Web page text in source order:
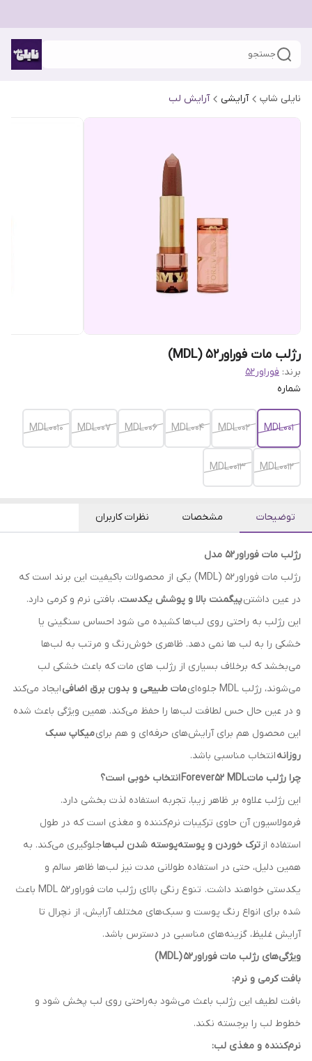
جستجو
نایلی شاپ آرایشی آرایش لب
رژلب مات فوراور52 (MDL)
برند: فوراور52
شماره
MDL001
MDL002
MDL004
MDL006
MDL007
MDL0010
MDL0012
MDL0013
توضیحات مشخصات نظرات کاربران
رژلب مات فوراور52 مدل
رژلب مات فوراور52 (MDL) یکی از محصولات باکیفیت این برند است که
در عین داشتنپیگمنت بالا و پوشش یکدست، بافتی نرم و کرمی دارد.
این رژلب به‌ راحتی روی لب‌ها کشیده می شود احساس سنگینی یا
خشکی را به لب ها نمی دهد. ظاهری خوش‌رنگ و مرتب به لب‌ها
می‌بخشد که برخلاف بسیاری از رژلب‌ های مات که باعث خشکی لب
می‌شوند، رژلب MDL جلوه‌ای
مات طبیعی و بدون برق اضافیایجاد می‌کند
و در عین حال حس لطافت لب‌ها را حفظ می‌کند. همین ویژگی باعث شده
این محصول هم برای آرایش‌های حرفه‌ای و هم برایمیکاپ سبک
روزانهانتخاب مناسبی باشد.
چرا رژلب ماتForever52 MDL
انتخاب خوبی است؟
این رژلب علاوه بر ظاهر زیبا، تجربه استفاده لذت‌ بخشی دارد.
فرمولاسیون آن حاوی ترکیبات نرم‌کننده و مغذی است که در طول
استفاده ازترک خوردن و پوسته‌پوسته شدن لب‌هاجلوگیری می‌کند. به
همین دلیل، حتی در استفاده طولانی‌ مدت نیز لب‌ها ظاهر سالم و
یکدستی خواهند داشت. تنوع رنگی بالای رژلب مات فوراور52 MDL باعث
شده برای انواع رنگ پوست و سبک‌های مختلف آرایش، از نچرال تا
آرایش غلیظ، گزینه‌های مناسبی در دسترس باشد.
ویژگی‌های رژلب مات فوراور52
(MDL)
بافت کرمی و نرم:
بافت لطیف این رژلب باعث می‌شود به‌راحتی روی لب پخش شود و
خطوط لب را برجسته نکند.
نرم‌کننده و مغذی لب: